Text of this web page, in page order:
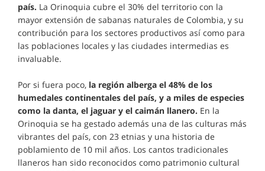
país. La Orinoquia cubre el 30% del territorio con la
mayor extensión de sabanas naturales de Colombia, y su
contribución para los sectores productivos así como para
las poblaciones locales y las ciudades intermedias es
invaluable.
Por si fuera poco, la región alberga el 48% de los
humedales continentales del país, y a miles de especies
como la danta, el jaguar y el caimán llanero. En la
Orinoquia se ha gestado además una de las culturas más
vibrantes del país, con 23 etnias y una historia de
poblamiento de 10 mil años. Los cantos tradicionales
llaneros han sido reconocidos como patrimonio cultural